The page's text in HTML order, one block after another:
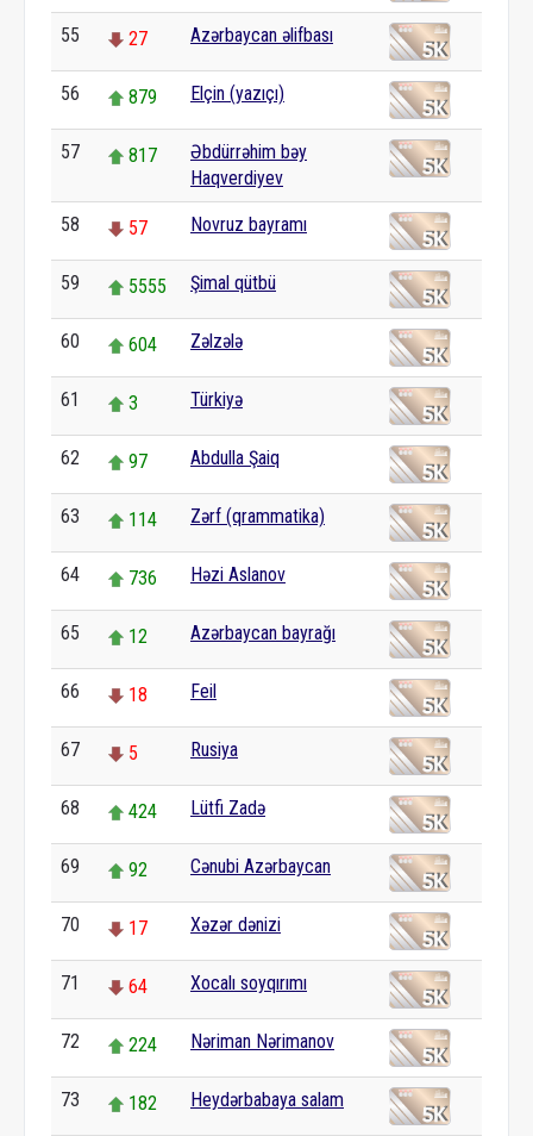
55 27 Azərbaycan əlifbası
56 879 Elçin (yazıçı)
57 817
Əbdürrəhim bəy
Haqverdiyev
58 57 Novruz bayramı
59 5555 Şimal qütbü
60 604 Zəlzələ
61 3 Türkiyə
62 97 Abdulla Şaiq
63 114 Zərf (qrammatika)
64 736 Həzi Aslanov
65 12 Azərbaycan bayrağı
66 18 Feil
67 5 Rusiya
68 424 Lütfi Zadə
69 92 Cənubi Azərbaycan
70 17 Xəzər dənizi
71 64 Xocalı soyqırımı
72 224 Nəriman Nərimanov
73 182 Heydərbabaya salam